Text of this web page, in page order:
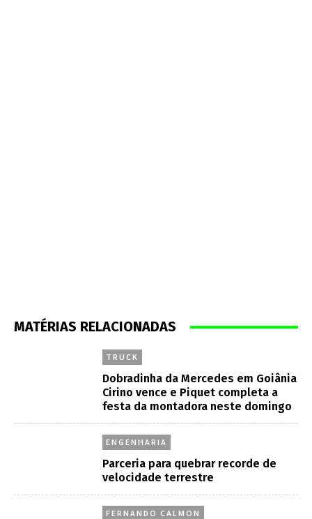
MATÉRIAS RELACIONADAS
TRUCK
Dobradinha da Mercedes em Goiânia
Cirino vence e Piquet completa a
festa da montadora neste domingo
ENGENHARIA
Parceria para quebrar recorde de
velocidade terrestre
FERNANDO CALMON